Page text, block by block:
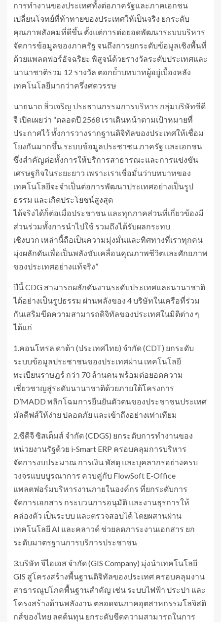
การทำงานของประเทศทั้งต่อภาครัฐและภาคเอกชน
เปลี่ยนโจทย์ที่ท้าทายของประเทศให้เป็นจริง ยกระดับ
คุณภาพสังคมที่ดีขึ้น ตั้งแต่การต่อยอดพัฒนาระบบบริหาร
จัดการข้อมูลของภาครัฐ จนถึงการยกระดับข้อมูลเชิงพื้นที่
ด้วยแพลตฟอร์อัจฉริยะ พิสูจน์ด้วยรางวัลระดับประเทศและ
นานาชาติรวม 12 รางวัล ตอกย้ำบทบาทผู้อยู่เบื้องหลัง
เทคโนโลยีมากว่าครึ่งศตวรรษ
นายนาถ ลิ่วเจริญ ประธานกรรมการบริหาร กลุ่มบริษัทซีดี
จี เปิดเผยว่า “ตลอดปี 2568 เราเดินหน้าตามเป้าหมายที่
ประกาศไว้ ทั้งการวางรากฐานดิจิทัลของประเทศให้เชื่อม
โยงกันมากขึ้น ระบบข้อมูลประชาชน ภาครัฐ และเอกชน
ซึ่งสำคัญต่อทั้งการให้บริการสาธารณะและการแข่งขัน
เศรษฐกิจในระยะยาว เพราะเราเชื่อมั่นว่าบทบาทของ
เทคโนโลยีจะจำเป็นต่อการพัฒนาประเทศอย่างเป็นรูป
ธรรม และเกิดประโยชน์สูงสุด
ได้จริงได้ก็ต่อเมื่อประชาชน และทุกภาคส่วนที่เกี่ยวข้องมี
ส่วนร่วมทั้งการนำไปใช้ รวมถึงได้รับผลกระทบ
เชิงบวก เหล่านี้ถือเป็นความมุ่งมั่นและทิศทางที่เราทุกคน
มุ่งผลักดันเพื่อเป็นพลังขับเคลื่อนคุณภาพชีวิตและศักยภาพ
ของประเทศอย่างแท้จริง”
ปีนี้ CDG สามารถผลักดันงานระดับประเทศและนานาชาติ
ได้อย่างเป็นรูปธรรม ผ่านพลังของ 4 บริษัทในเครือที่ร่วม
กันเสริมขีดความสามารถดิจิทัลของประเทศในมิติต่าง ๆ
ได้แก่
1.คอนโทรล ดาต้า (ประเทศไทย) จํากัด (CDT) ยกระดับ
ระบบข้อมูลประชาชนของประเทศผ่าน เทคโนโลยี
ทะเบียนราษฎร์ กว่า 70 ล้านคน พร้อมต่อยอดความ
เชี่ยวชาญสู่ระดับนานาชาติด้วยภายใต้โครงการ
D’MADD พลิกโฉมการยืนยันตัวตนของประชาชนประเทศ
มัลดีฟส์ให้ง่าย ปลอดภัย และเข้าถึงอย่างเท่าเทียม
2.ซีดีจี ซิสเต็มส์ จำกัด (CDGS) ยกระดับการทำงานของ
หน่วยงานรัฐด้วย i-Smart ERP ครอบคลุมการบริหาร
จัดการงบประมาณ การเงิน พัสดุ และบุคลากรอย่างครบ
วงจรแบบบูรณาการ ควบคู่กับ FlowSoft E-Office
แพลตฟอร์มบริหารงานภายในองค์กร ที่ยกระดับการ
จัดการเอกสาร กระบวนการอนุมัติ และงานธุรการให้
คล่องตัว เป็นระบบ และตรวจสอบได้ โดยผสานผ่าน
เทคโนโลยี AI และคลาวด์ ช่วยลดภาระงานเอกสาร ยก
ระดับมาตรฐานการบริการประชาชน
3.บริษัท จีไอเอส จำกัด (GIS Company) มุ่งนำเทคโนโลยี
GIS สู่โครงสร้างพื้นฐานดิจิทัลของประเทศ ครอบคลุมงาน
สาธารณูปโภคพื้นฐานสำคัญ เช่น ระบบไฟฟ้า ประปา และ
โครงสร้างด้านพลังงาน ตลอดจนภาคอุตสาหกรรมโลจิสติ
กส์ของไทย ลดต้นทุน ยกระดับขีดความสามารถในการ